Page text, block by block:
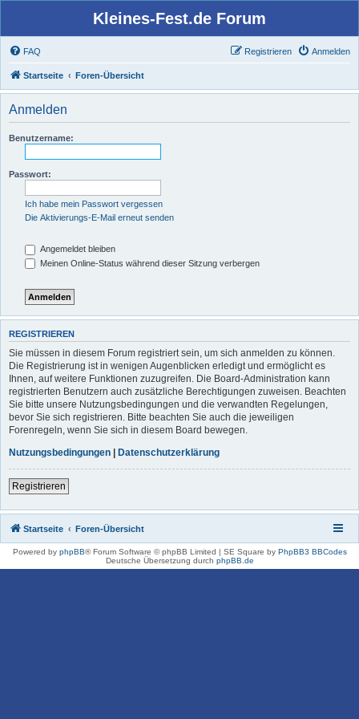
Kleines-Fest.de Forum
FAQ Anmelden
Registrieren
Startseite Foren-Übersicht
Anmelden
Benutzername:
Passwort:
Ich habe mein Passwort vergessen
Die Aktivierungs-E-Mail erneut senden
Angemeldet bleiben
Meinen Online-Status während dieser Sitzung verbergen
REGISTRIEREN
Sie müssen in diesem Forum registriert sein, um sich anmelden zu können.
Die Registrierung ist in wenigen Augenblicken erledigt und ermöglicht es
Ihnen, auf weitere Funktionen zuzugreifen. Die Board-Administration kann
registrierten Benutzern auch zusätzliche Berechtigungen zuweisen. Beachten
Sie bitte unsere Nutzungsbedingungen und die verwandten Regelungen,
bevor Sie sich registrieren. Bitte beachten Sie auch die jeweiligen
Forenregeln, wenn Sie sich in diesem Board bewegen.
Nutzungsbedingungen | Datenschutzerklärung
Registrieren
Startseite Foren-Übersicht
Powered by phpBB® Forum Software © phpBB Limited | SE Square by PhpBB3 BBCodes
Deutsche Übersetzung durch phpBB.de